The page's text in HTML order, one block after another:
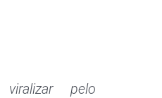
pelo